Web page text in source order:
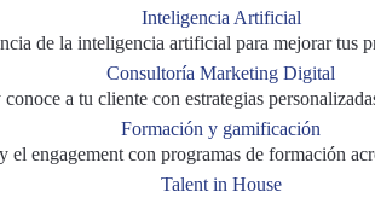
Inteligencia Artificial
de la inteligencia artificial para mejorar tus
Consultoría Marketing Digital
a tu cliente con estrategias
Formación y gamificación
el engagement con programas de formación
Talent in House
más que como una apuesta firme
farmacéutica